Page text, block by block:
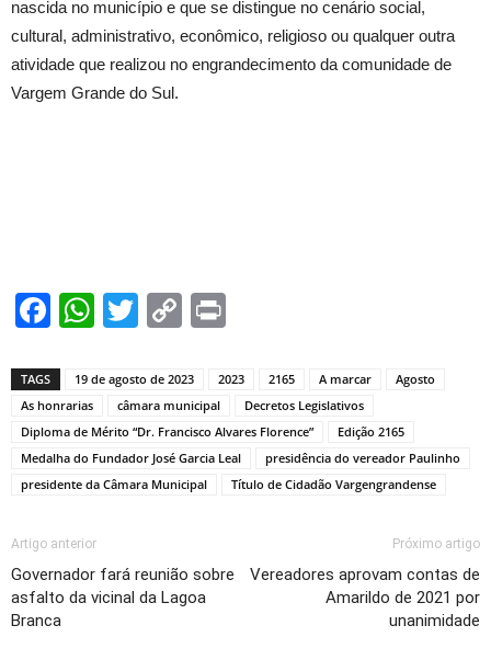
nascida no município e que se distingue no cenário social,
cultural, administrativo, econômico, religioso ou qualquer outra
atividade que realizou no engrandecimento da comunidade de
Vargem Grande do Sul.
Facebook
WhatsApp
TwitterCopy
TAGS 19 de agosto de 2023 2023 2165 A marcar
Agosto
As honrarias
câmara municipal
Decretos Legislativos
Diploma de Mérito “Dr. Francisco Alvares Florence”
Edição 2165
Medalha do Fundador José Garcia Leal
presidência do vereador Paulinho
presidente da Câmara Municipal
Título de Cidadão Vargengrandense
Artigo anterior
Governador fará reunião sobre
asfalto da vicinal da Lagoa
Branca
Próximo artigo
Vereadores aprovam contas de
Amarildo de 2021 por
unanimidade